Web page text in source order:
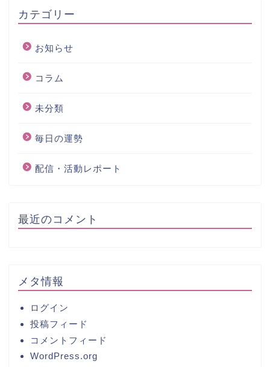
カテゴリー
お知らせ
コラム
未分類
毎日の運勢
配信・活動レポート
最近のコメント
メタ情報
ログイン
投稿フィード
コメントフィード
WordPress.org